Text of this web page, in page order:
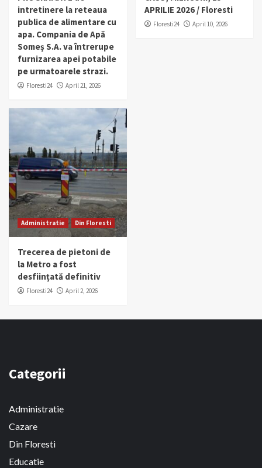
intretinere la reteaua
publica de alimentare cu
apa. Compania de Apă
Someș S.A. va întrerupe
furnizarea apei potabile
pe urmatoarele strazi.
Floresti24 April 21, 2026
APRILIE 2026 / Floresti
Floresti24 April 10, 2026
Administratie Din Floresti
Trecerea de pietoni de
la Metro a fost
desființată definitiv
Floresti24 April 2, 2026
Categorii
Administratie
Cazare
Din Floresti
Educatie